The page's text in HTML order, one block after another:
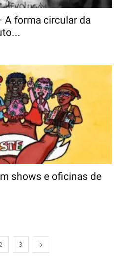
A forma circular da
shows e oficinas de
3